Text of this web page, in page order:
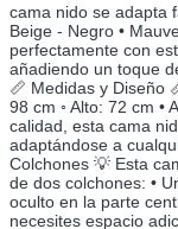
cama nido se adapta
Beige - Negro •
perfectamente con
añadiendo un toque
📏 Medidas y Diseño
98 cm ◦ Alto: 72 cm •
calidad, esta cama
adaptándose a
Colchones 💡 Esta
de dos colchones: •
oculto en la parte
necesites espacio